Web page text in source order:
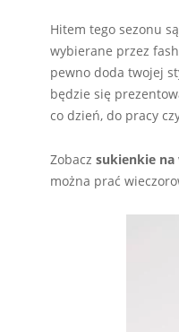
Hitem tego sezonu
wybierane przez
pewno doda twojej
będzie się
co dzień, do pracy
Zobacz sukienkie na
można prać